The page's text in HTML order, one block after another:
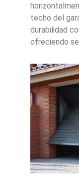
techo del
durabilidad
ofreciendo